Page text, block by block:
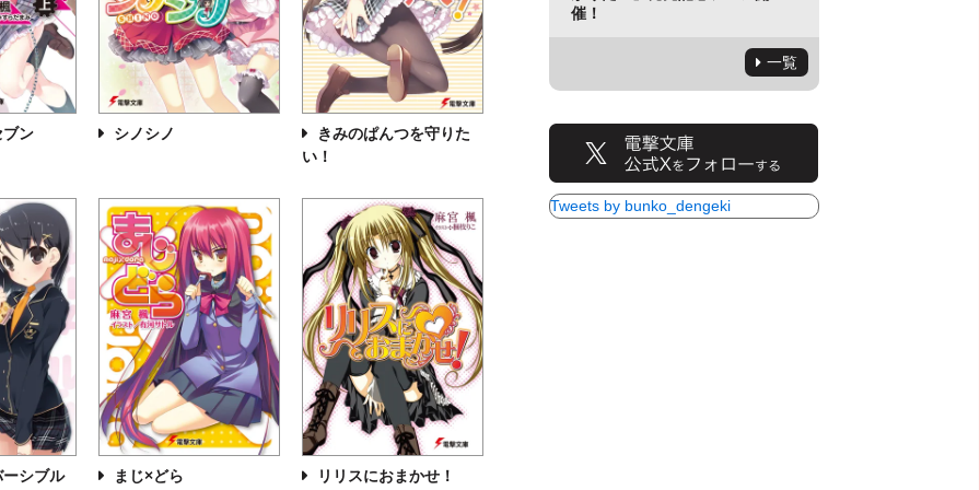
ン シノシノ
きみのぱんつを守りた
い！
シブル まじ×どら リリスにおまかせ！
催！
一覧
Tweets by bunko_dengeki